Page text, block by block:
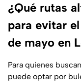
¿Qué rutas
para evitar
de mayo en
Para quienes
puede optar por